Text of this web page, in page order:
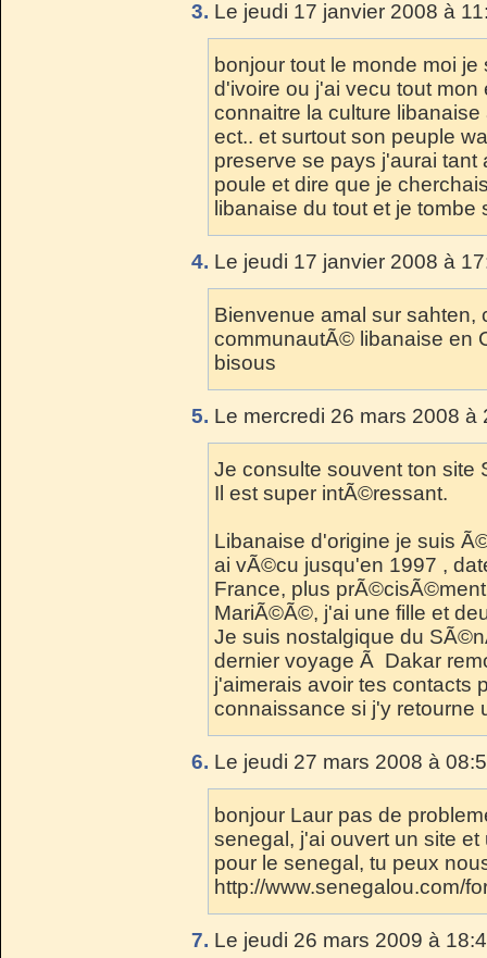
3. Le jeudi 17 janvier 2008 à
bonjour tout le monde moi
d'ivoire ou j'ai vecu tout
connaitre la culture
ect.. et surtout son peuple
preserve se pays j'aurai
poule et dire que je
libanaise du tout et je tombe
4. Le jeudi 17 janvier 2008 à
Bienvenue amal sur sahten,
communautÃ© libanaise en
bisous
5. Le mercredi 26 mars 2008
Je consulte souvent ton site
Il est super intÃ©ressant.
Libanaise d'origine je suis
ai vÃ©cu jusqu'en 1997 ,
France, plus
MariÃ©Ã©, j'ai une fille et
Je suis nostalgique du
dernier voyage Ã Dakar
j'aimerais avoir tes contacts
connaissance si j'y retourne
6. Le jeudi 27 mars 2008 à
bonjour Laur pas de
senegal, j'ai ouvert un site
pour le senegal, tu peux
http://www.senegalou.com/
7. Le jeudi 26 mars 2009 à